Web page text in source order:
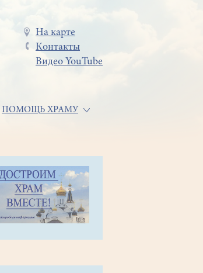
Меню
в
На карте
Контакты
Видео YouTube
ПОМОЩЬ ХРАМУ